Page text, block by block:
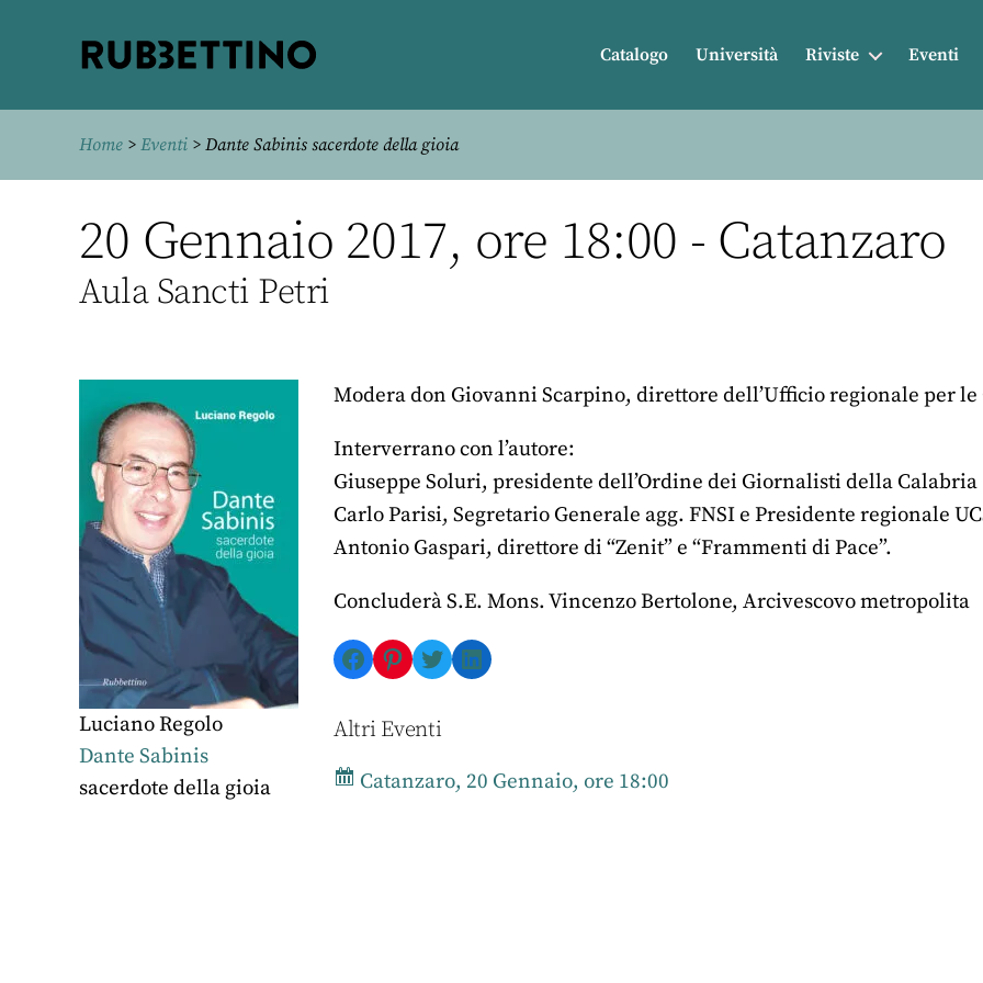
Catalogo Università Riviste Eventi
Home > Eventi > Dante Sabinis sacerdote della gioia
20 Gennaio 2017, ore 18:00 - Catanzaro
Aula Sancti Petri
Luciano Regolo
Dante Sabinis
sacerdote della gioia
Modera don Giovanni Scarpino, direttore dell’Ufficio regionale per
Interverrano con l’autore:
Giuseppe Soluri, presidente dell’Ordine dei Giornalisti della Calabria
Carlo Parisi, Segretario Generale agg. FNSI e Presidente regionale
Antonio Gaspari, direttore di “Zenit” e “Frammenti di Pace”.
Concluderà S.E. Mons. Vincenzo Bertolone, Arcivescovo metropolita
Facebook
Pinterest
TwitterLinkedIn
Altri Eventi
Catanzaro, 20 Gennaio, ore 18:00